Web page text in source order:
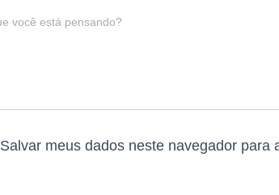
você está pensando?
Salvar meus dados neste navegador para